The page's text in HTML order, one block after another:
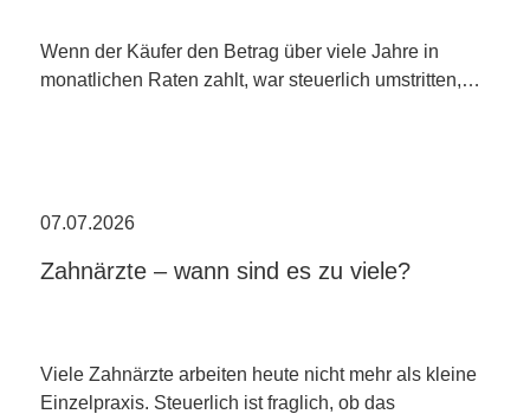
Wenn der Käufer den Betrag über viele Jahre in
monatlichen Raten zahlt, war steuerlich umstritten,…
07.07.2026
Zahnärzte – wann sind es zu viele?
Viele Zahnärzte arbeiten heute nicht mehr als kleine
Einzelpraxis. Steuerlich ist fraglich, ob das